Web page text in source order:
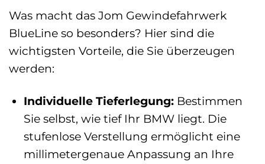
Was macht das Jom Gewindefahrwerk
BlueLine so besonders? Hier sind die
wichtigsten Vorteile, die Sie überzeugen
werden:
Individuelle Tieferlegung:Bestimmen
Sie selbst, wie tief Ihr BMW liegt. Die
stufenlose Verstellung ermöglicht eine
millimetergenaue Anpassung an Ihre